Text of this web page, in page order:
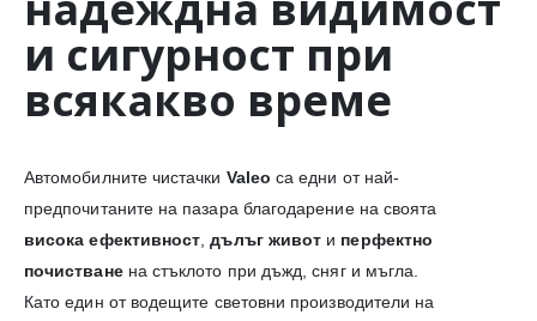
и сигурност при
всякакво време
Автомобилните чистачки Valeo са едни от най-
предпочитаните на пазара благодарение на своята
висока ефективност ,дълъг живот и перфектно
почистванена стъклото при дъжд, сняг и мъгла.
Като един от водещите световни производители на